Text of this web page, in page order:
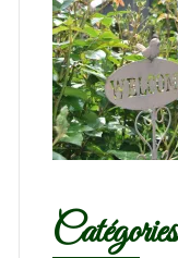
Catégories